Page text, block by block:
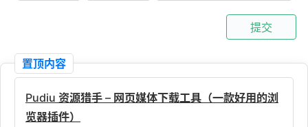
提交
置顶内容
Pudiu 资源猎手 – 网页媒体下载工具（一款好用的浏
览器插件）